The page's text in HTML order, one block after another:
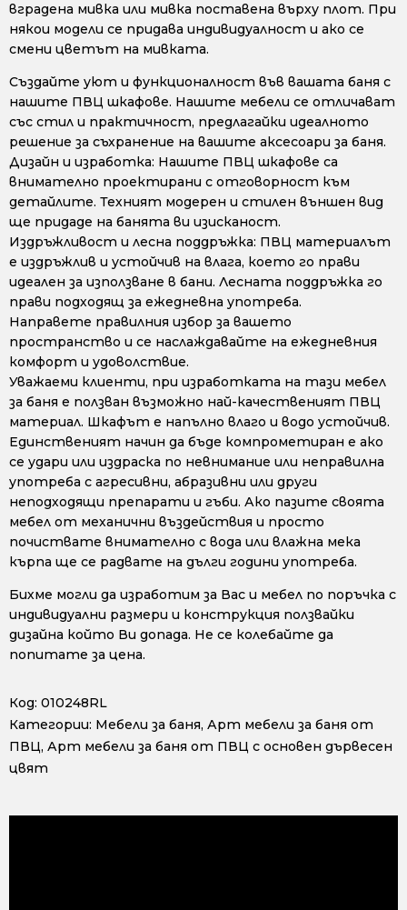
вградена мивка или мивка поставена върху плот. При
някои модели се придава индивидуалност и ако се
смени цветът на мивката.
Създайте уют и функционалност във вашата баня с
нашите ПВЦ шкафове. Нашите мебели се отличават
със стил и практичност, предлагайки идеалното
решение за съхранение на вашите аксесоари за баня.
Дизайн и изработка: Нашите ПВЦ шкафове са
внимателно проектирани с отговорност към
детайлите. Техният модерен и стилен външен вид
ще придаде на банята ви изисканост.
Издръжливост и лесна поддръжка: ПВЦ материалът
е издръжлив и устойчив на влага, което го прави
идеален за използване в бани. Лесната поддръжка го
прави подходящ за ежедневна употреба.
Направете правилния избор за вашето
пространство и се наслаждавайте на ежедневния
комфорт и удоволствие.
Уважаеми клиенти, при изработката на тази мебел
за баня е ползван възможно най-качественият ПВЦ
материал. Шкафът е напълно влаго и водо устойчив.
Единственият начин да бъде компрометиран е ако
се удари или издраска по невнимание или неправилна
употреба с агресивни, абразивни или други
неподходящи препарати и гъби. Ако пазите своята
мебел от механични въздействия и просто
почиствате внимателно с вода или влажна мека
кърпа ще се радвате на дълги години употреба.
Бихме могли да изработим за Вас и мебел по поръчка с
индивидуални размери и конструкция ползвайки
дизайна който Ви допада. Не се колебайте да
попитате за цена.
Код: 010248RL
Категории: Мебели за баня, Арт мебели за баня от
ПВЦ, Арт мебели за баня от ПВЦ с основен дървесен
цвят